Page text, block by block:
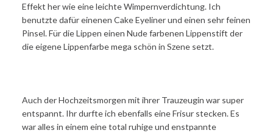
Effekt her wie eine leichte Wimpernverdichtung. Ich
benutzte dafür einenen Cake Eyeliner und einen sehr feinen
Pinsel. Für die Lippen einen Nude farbenen Lippenstift der
die eigene Lippenfarbe mega schön in Szene setzt.
Auch der Hochzeitsmorgen mit ihrer Trauzeugin war super
entspannt. Ihr durfte ich ebenfalls eine Frisur stecken. Es
war alles in einem eine total ruhige und enstpannte